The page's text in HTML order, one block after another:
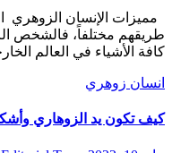
مميزات الإنسان الزوهري
طريقهم مختلفاً، فالشخص
كافة الأشياء في العالم
انسان زوهري
كيف تكون يد الزوهاري